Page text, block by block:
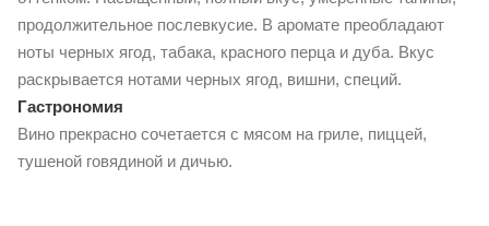
продолжительное послевкусие. В аромате преобладают
ноты черных ягод, табака, красного перца и дуба. Вкус
раскрывается нотами черных ягод, вишни, специй.
Гастрономия
Вино прекрасно сочетается с мясом на гриле, пиццей,
тушеной говядиной и дичью.